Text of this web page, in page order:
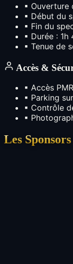
▪ Ouverture
▪ Début du
▪ Fin du
▪ Durée : 1h
▪ Tenue de
Accès &
▪ Accès
▪ Parking
▪ Contrôle
▪
Les Sponsors